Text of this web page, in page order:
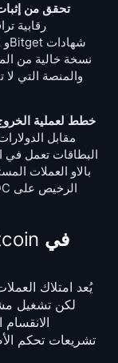
تحقق من
رقابية
خطط لعملية
مقابل
البطاقات تعمل
بالاو العملات
يُعد امتلاك
لكن تشغيل
تشريعات تحكم